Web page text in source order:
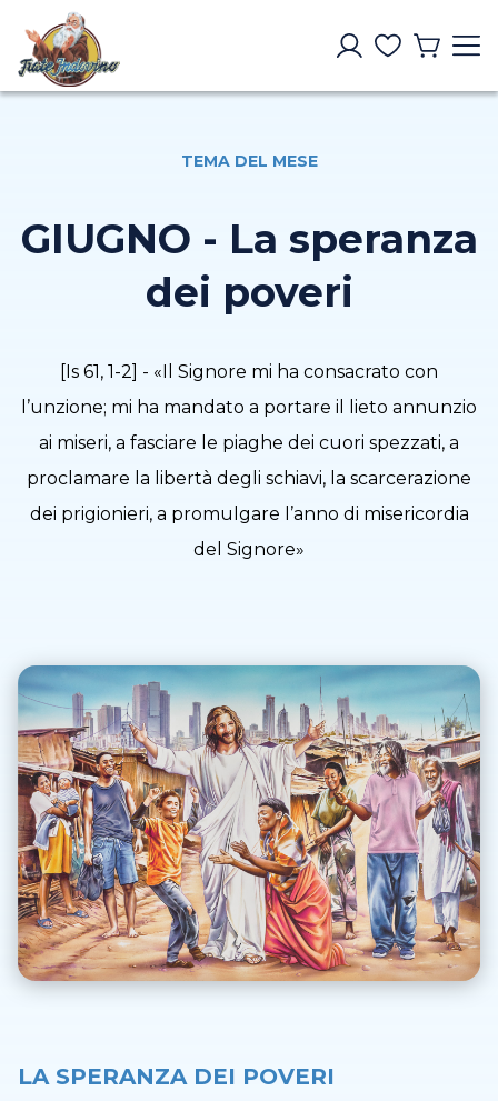
TEMA DEL MESE
GIUGNO - La speranza
dei poveri
[Is 61, 1-2] - «Il Signore mi ha consacrato con
l’unzione; mi ha mandato a portare il lieto annunzio
ai miseri, a fasciare le piaghe dei cuori spezzati, a
proclamare la libertà degli schiavi, la scarcerazione
dei prigionieri, a promulgare l’anno di misericordia
del Signore»
LA SPERANZA DEI POVERI